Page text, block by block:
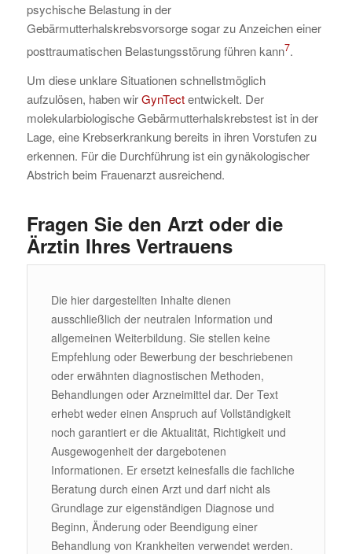
psychische Belastung in der
Gebärmutterhalskrebsvorsorge sogar zu Anzeichen einer
posttraumatischen Belastungsstörung führen kann7.
Um diese unklare Situationen schnellstmöglich
aufzulösen, haben wirGynTectentwickelt. Der
molekularbiologische Gebärmutterhalskrebstest ist in der
Lage, eine Krebserkrankung bereits in ihren Vorstufen zu
erkennen. Für die Durchführung ist ein gynäkologischer
Abstrich beim Frauenarzt ausreichend.
Fragen Sie den Arzt oder die
Ärztin Ihres Vertrauens
Die hier dargestellten Inhalte dienen
ausschließlich der neutralen Information und
allgemeinen Weiterbildung. Sie stellen keine
Empfehlung oder Bewerbung der beschriebenen
oder erwähnten diagnostischen Methoden,
Behandlungen oder Arzneimittel dar. Der Text
erhebt weder einen Anspruch auf Vollständigkeit
noch garantiert er die Aktualität, Richtigkeit und
Ausgewogenheit der dargebotenen
Informationen. Er ersetzt keinesfalls die fachliche
Beratung durch einen Arzt und darf nicht als
Grundlage zur eigenständigen Diagnose und
Beginn, Änderung oder Beendigung einer
Behandlung von Krankheiten verwendet werden.